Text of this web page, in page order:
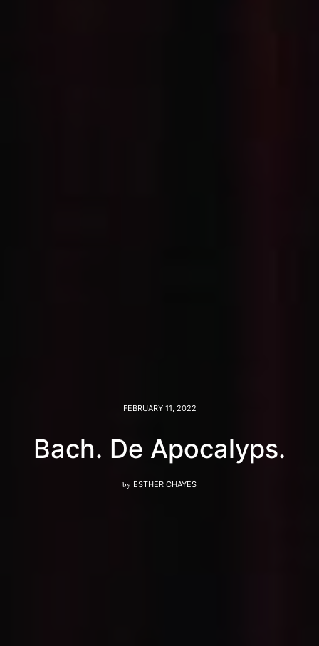
FEBRUARY 11, 2022
Bach. De Apocalyps.
by ESTHER CHAYES